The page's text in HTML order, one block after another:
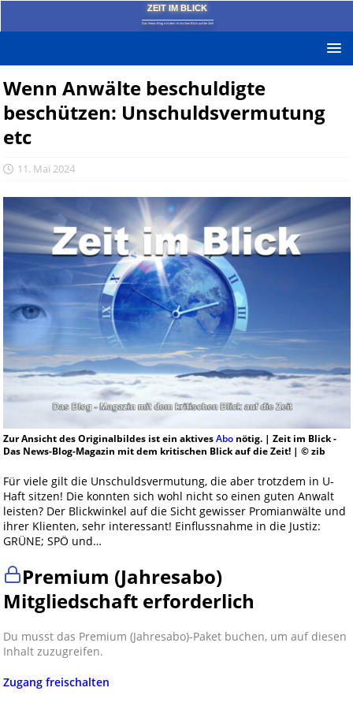
ZEIT IM BLICK
Das News-Blog mit dem kritischen Blick auf die Zeit!
Wenn Anwälte beschuldigte
beschützen: Unschuldsvermutung
etc
11. Mai 2024
Zur Ansicht des Originalbildes ist ein aktivesAbonötig. | Zeit im Blick -
Das News-Blog-Magazin mit dem kritischen Blick auf die Zeit! | © zib
Für viele gilt die Unschuldsvermutung, die aber trotzdem in U-
Haft sitzen! Die konnten sich wohl nicht so einen guten Anwalt
leisten? Der Blickwinkel auf die Sicht gewisser Promianwälte und
ihrer Klienten, sehr interessant! Einflussnahme in die Justiz:
GRÜNE; SPÖ und…
Premium (Jahresabo)
Mitgliedschaft erforderlich
Du musst das Premium (Jahresabo)-Paket buchen, um auf diesen
Inhalt zuzugreifen.
Zugang freischalten